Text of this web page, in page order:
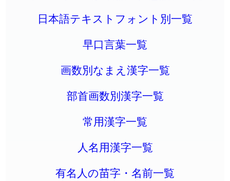
日本語テキストフォント別一覧
早口言葉一覧
画数別なまえ漢字一覧
部首画数別漢字一覧
常用漢字一覧
人名用漢字一覧
有名人の苗字・名前一覧